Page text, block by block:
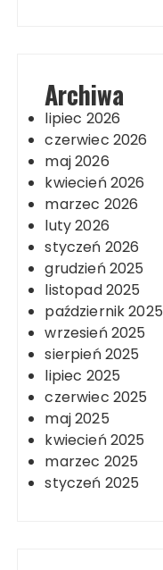
Archiwa
lipiec 2026
czerwiec 2026
maj 2026
kwiecień 2026
marzec 2026
luty 2026
styczeń 2026
grudzień 2025
listopad 2025
październik 2025
wrzesień 2025
sierpień 2025
lipiec 2025
czerwiec 2025
maj 2025
kwiecień 2025
marzec 2025
styczeń 2025